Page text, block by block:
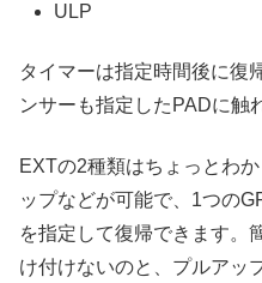
ULP
タイマーは指定時間後に復
ンサーも指定したPADに触
EXTの2種類はちょっとわ
ップなどが可能で、1つの
を指定して復帰できます。
け付けないのと、プルアッ